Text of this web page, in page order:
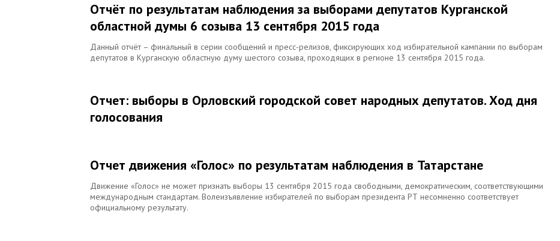
Отчёт по результатам наблюдения за выборами депутатов Курганской
областной думы 6 созыва 13 сентября 2015 года
Данный отчёт – финальный в серии сообщений и пресс-релизов, фиксирующих ход избирательной кампании по выборам
депутатов в Курганскую областную думу шестого созыва, проходящих в регионе 13 сентября 2015 года.
Отчет: выборы в Орловский городской совет народных депутатов. Ход дня
голосования
Отчет движения «Голос» по результатам наблюдения в Татарстане
Движение «Голос» не может признать выборы 13 сентября 2015 года свободными, демократическим, соответствующими
международным стандартам. Волеизъявление избирателей по выборам президента РТ несомненно соответствует
официальному результату.